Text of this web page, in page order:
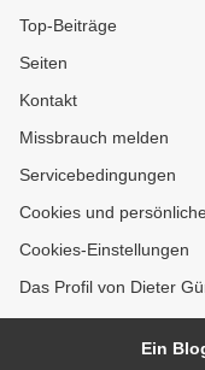
Top-Beiträge
Seiten
Kontakt
Missbrauch melden
Servicebedingungen
Cookies und
Cookies-Einstellungen
Das Profil von Dieter
Ein